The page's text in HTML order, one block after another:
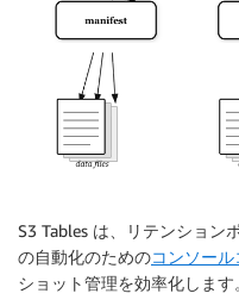
S3 Tables は、リテンション
の自動化のためのコンソー
ショット管理を効率化します